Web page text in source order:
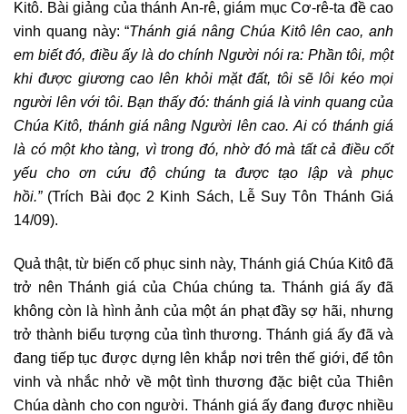
Kitô. Bài giảng của thánh An-rê, giám mục Cơ-rê-ta đề cao
vinh quang này: “Thánh giá nâng Chúa Kitô lên cao, anh
em biết đó, điều ấy là do chính Người nói ra: Phần tôi, một
khi được giương cao lên khỏi mặt đất, tôi sẽ lôi kéo mọi
người lên với tôi. Bạn thấy đó: thánh giá là vinh quang của
Chúa Kitô, thánh giá nâng Người lên cao.Ai có thánh giá
là có một kho tàng, vì trong đó, nhờ đó mà tất cả điều cốt
yếu cho ơn cứu độ chúng ta được tạo lập và phục
hồi.” (Trích Bài đọc 2 Kinh Sách, Lễ Suy Tôn Thánh Giá
14/09).
Quả thật, từ biến cố phục sinh này, Thánh giá Chúa Kitô đã
trở nên Thánh giá của Chúa chúng ta. Thánh giá ấy đã
không còn là hình ảnh của một án phạt đầy sợ hãi, nhưng
trở thành biểu tượng của tình thương. Thánh giá ấy đã và
đang tiếp tục được dựng lên khắp nơi trên thế giới, để tôn
vinh và nhắc nhở về một tình thương đặc biệt của Thiên
Chúa dành cho con người. Thánh giá ấy đang được nhiều